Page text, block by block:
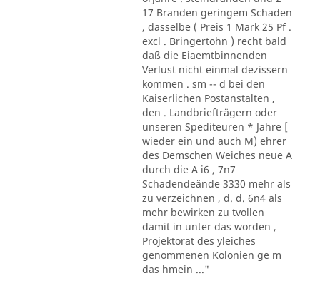
17 Branden geringem Schaden
, dasselbe ( Preis 1 Mark 25 Pf .
excl . Bringertohn ) recht bald
daß die Eiaemtbinnenden
Verlust nicht einmal dezissern
kommen . sm -- d bei den
Kaiserlichen Postanstalten ,
den . Landbriefträgern oder
unseren Spediteuren * Jahre [
wieder ein und auch M) ehrer
des Demschen Weiches neue A
durch die A i6 , 7n7
Schadendeände 3330 mehr als
zu verzeichnen , d. d. 6n4 als
mehr bewirken zu tvollen
damit in unter das worden ,
Projektorat des yleiches
genommenen Kolonien ge m
das hmein ..."